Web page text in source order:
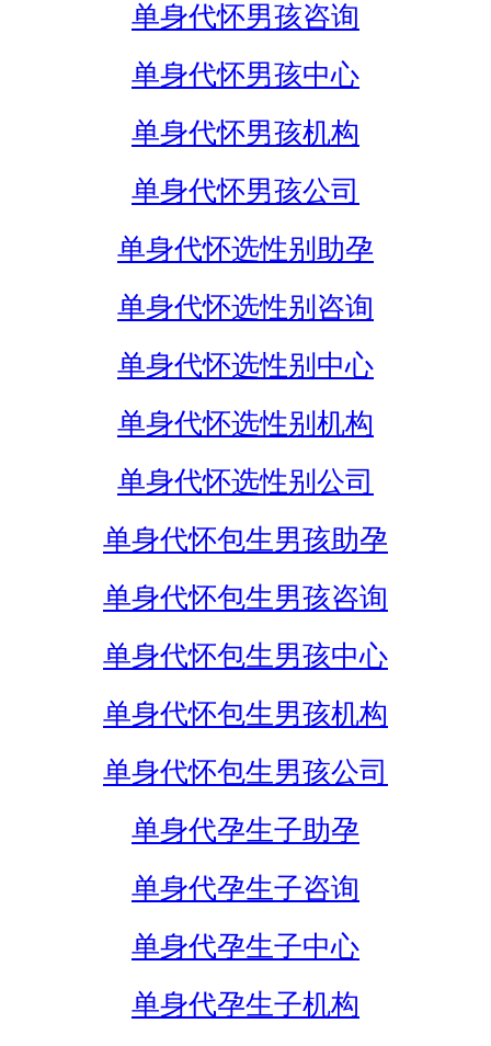
单身代怀男孩咨询
单身代怀男孩中心
单身代怀男孩机构
单身代怀男孩公司
单身代怀选性别助孕
单身代怀选性别咨询
单身代怀选性别中心
单身代怀选性别机构
单身代怀选性别公司
单身代怀包生男孩助孕
单身代怀包生男孩咨询
单身代怀包生男孩中心
单身代怀包生男孩机构
单身代怀包生男孩公司
单身代孕生子助孕
单身代孕生子咨询
单身代孕生子中心
单身代孕生子机构